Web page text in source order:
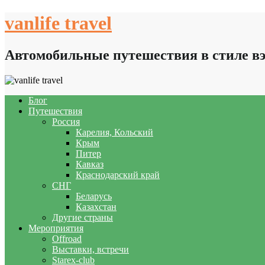
to
vanlife travel
Автомобильные путешествия в стиле
Блог
Путешествия
Россия
Карелия, Кольский
Крым
Питер
Кавказ
Краснодарский край
СНГ
Беларусь
Казахстан
Другие страны
Мероприятия
Offroad
Выставки, встречи
Starex-club